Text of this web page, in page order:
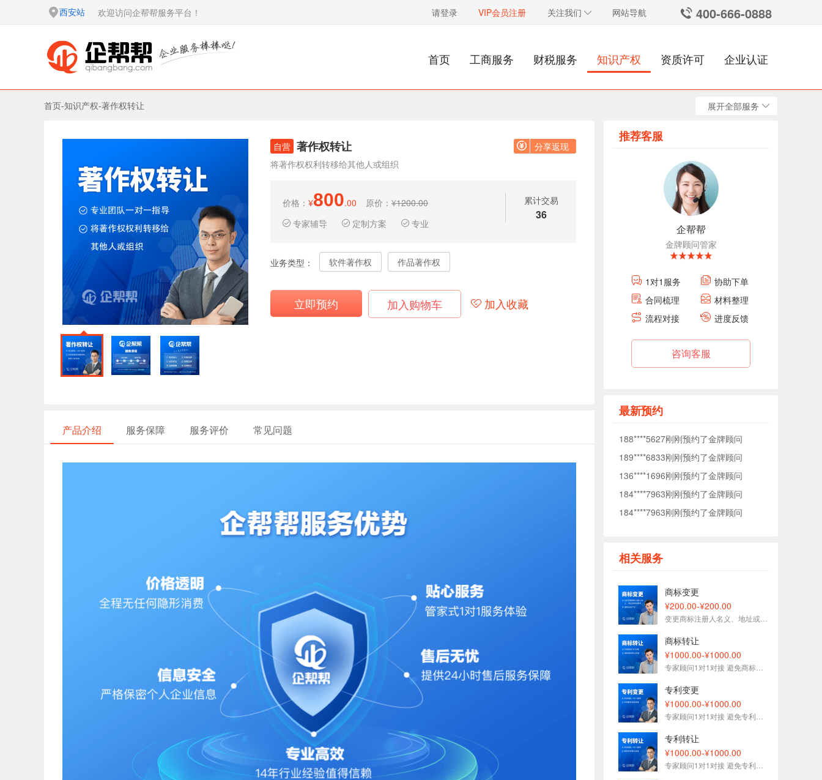
西安站 欢迎访问企帮帮服务平台！ 请登录 VIP会员注册 关注我们 网站导航 400-666-0888
首页 工商服务 财税服务 知识产权 资质许可 企业认证
首页-知识产权-著作权转让 展开全部服务
自营 著作权转让
分享返现
将著作权权利转移给其他人或组织
累计交易
36
价格： ¥800.00 原价： ¥1200.00
专家辅导
定制方案 专业
业务类型： 软件著作权 作品著作权
立即预约 加入购物车 加入收藏
产品介绍 服务保障 服务评价 常见问题
推荐客服
企帮帮
金牌顾问管家
1对1服务
协助下单
合同梳理
材料整理
流程对接
进度反馈
咨询客服
最新预约
184****7963刚刚预约了金牌顾问
184****7963刚刚预约了金牌顾问
176****5372刚刚预约了金牌顾问
177****1509刚刚预约了金牌顾问
153****3093刚刚预约了金牌顾问
188****5627刚刚预约了金牌顾问
189****6833刚刚预约了金牌顾问
136****1696刚刚预约了金牌顾问
184****7963刚刚预约了金牌顾问
184****7963刚刚预约了金牌顾问
138****0040刚刚预约了金牌顾问
153****7575刚刚预约了金牌顾问
153****3093刚刚预约了金牌顾问
188****5627刚刚预约了金牌顾问
189****6833刚刚预约了金牌顾问
136****1696刚刚预约了金牌顾问
相关服务
商标变更
¥200.00-¥200.00
商标转让
¥1000.00-¥1000.00
专利变更
¥1000.00-¥1000.00
专利转让
¥1000.00-¥1000.00